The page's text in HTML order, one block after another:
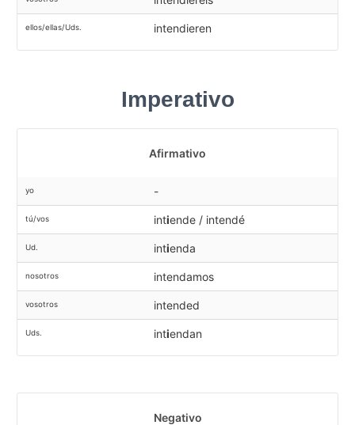
ellos/ellas/Uds. intendieren
Imperativo
Afirmativo
yo -
tú/vos intiende / intendé
Ud. intienda
nosotros intendamos
vosotros intended
Uds. intiendan
Negativo